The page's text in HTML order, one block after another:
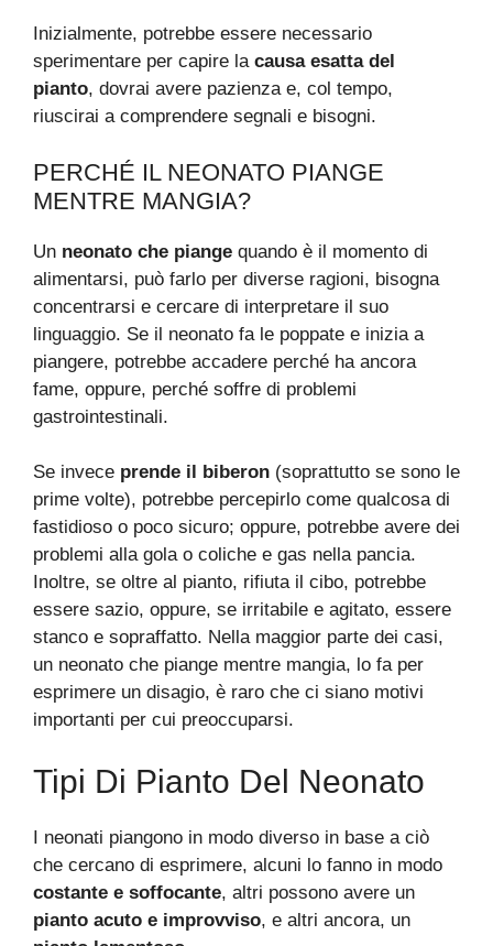
Inizialmente, potrebbe essere necessario
sperimentare per capire la causa esatta del
pianto, dovrai avere pazienza e, col tempo,
riuscirai a comprendere segnali e bisogni.
PERCHÉ IL NEONATO PIANGE
MENTRE MANGIA?
Un neonato che piange quando è il momento di
alimentarsi, può farlo per diverse ragioni, bisogna
concentrarsi e cercare di interpretare il suo
linguaggio. Se il neonato fa le poppate e inizia a
piangere, potrebbe accadere perché ha ancora
fame, oppure, perché soffre di problemi
gastrointestinali.
Se invece prende il biberon (soprattutto se sono le
prime volte), potrebbe percepirlo come qualcosa di
fastidioso o poco sicuro; oppure, potrebbe avere dei
problemi alla gola o coliche e gas nella pancia.
Inoltre, se oltre al pianto, rifiuta il cibo, potrebbe
essere sazio, oppure, se irritabile e agitato, essere
stanco e sopraffatto. Nella maggior parte dei casi,
un neonato che piange mentre mangia, lo fa per
esprimere un disagio, è raro che ci siano motivi
importanti per cui preoccuparsi.
Tipi Di Pianto Del Neonato
I neonati piangono in modo diverso in base a ciò
che cercano di esprimere, alcuni lo fanno in modo
costante e soffocante, altri possono avere un
pianto acuto e improvviso, e altri ancora, un